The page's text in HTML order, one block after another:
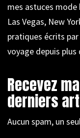
mes astuces
Las Vegas, New
pratiques écrits
voyage depuis plus
Recevez
derniers
Aucun spam, un